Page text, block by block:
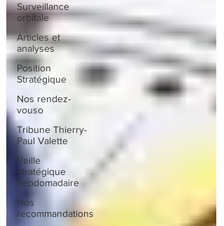
Surveillance
orbitale
Articles et
analyses
Position
Stratégique
Nos rendez-
vouso
Tribune Thierry-
Paul Valette
Veille
stratégique
hebdomadaire
Nos
recommandations